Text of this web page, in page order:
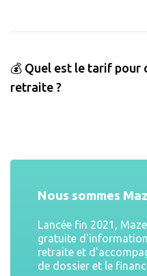
💰 Quel est le tarif pour
retraite ?
Nous sommes
Lancée fin 2021,
gratuite
retraite et
de dossier et le